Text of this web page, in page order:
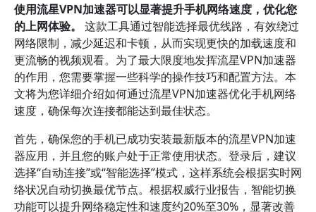
使用流星VPN加速器可以显著提升手机网络速度，优化您
的上网体验。
这款工具通过智能选择最优线路，有效绕过
网络限制，减少延迟和卡顿，从而实现更快的加载速度和
更流畅的视频观看。为了最大限度地发挥流星VPN加速器
的作用，您需要掌握一些科学的操作技巧和配置方法。本
文将为您详细介绍如何通过流星VPN加速器优化手机网络
速度，确保每次连接都能达到最佳状态。
首先，确保您的手机已成功安装最新版本的流星VPN加速
器应用，并且您的账户处于正常使用状态。登录后，建议
选择“自动连接”或“智能选择”模式，这样系统会根据实时网
络状况自动切换最优节点。根据权威行业报告，智能切换
功能可以提升网络稳定性和速度约20%至30%，显著改善